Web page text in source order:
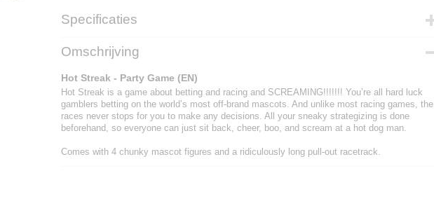
Specificaties
EAN code
Omschrijving
Hot Streak - Party Game (EN)
Hot Streak is a game about betting and racing and SCREAMING!!!!!!! You’re all hard luck
gamblers betting on the world’s most off-brand mascots. And unlike most racing games, the
races never stops for you to make any decisions. All your sneaky strategizing is done
beforehand, so everyone can just sit back, cheer, boo, and scream at a hot dog man.
Comes with 4 chunky mascot figures and a ridiculously long pull-out racetrack.